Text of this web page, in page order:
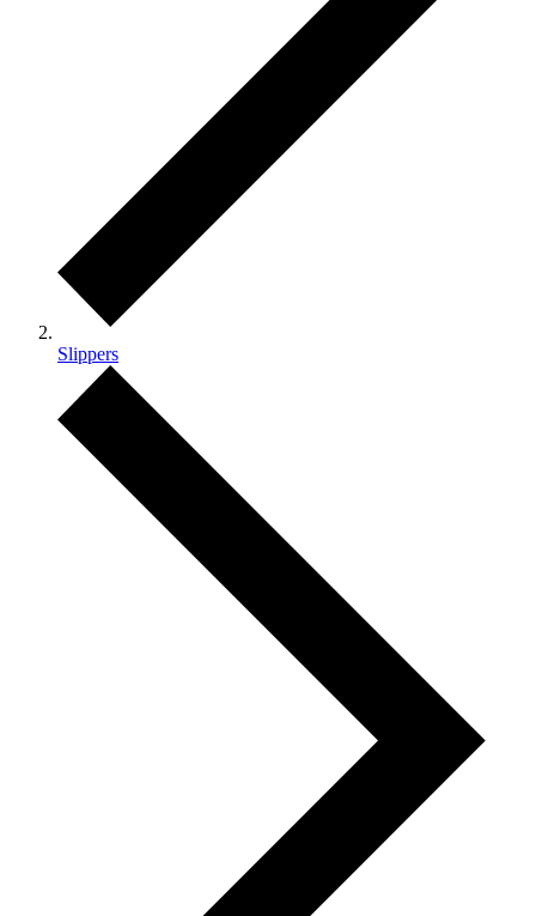
Slippers